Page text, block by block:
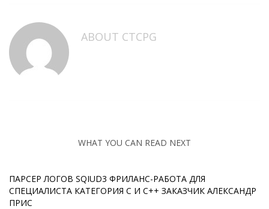
ABOUT CTCPG
WHAT YOU CAN READ NEXT
ПАРСЕР ЛОГОВ SQIUD3 ФРИЛАНС-РАБОТА ДЛЯ
СПЕЦИАЛИСТА КАТЕГОРИЯ C И C++ ЗАКАЗЧИК АЛЕКСАНДР
ПРИС